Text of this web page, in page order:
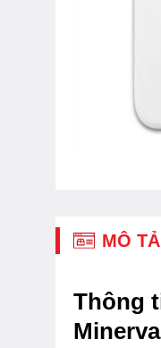
MÔ
Thông
Minerva